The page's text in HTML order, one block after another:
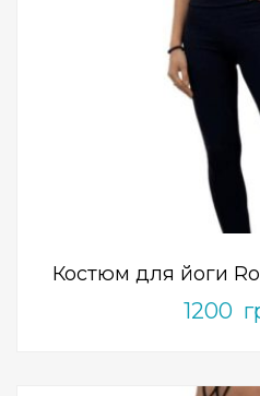
Костюм для йоги
1200
Add to